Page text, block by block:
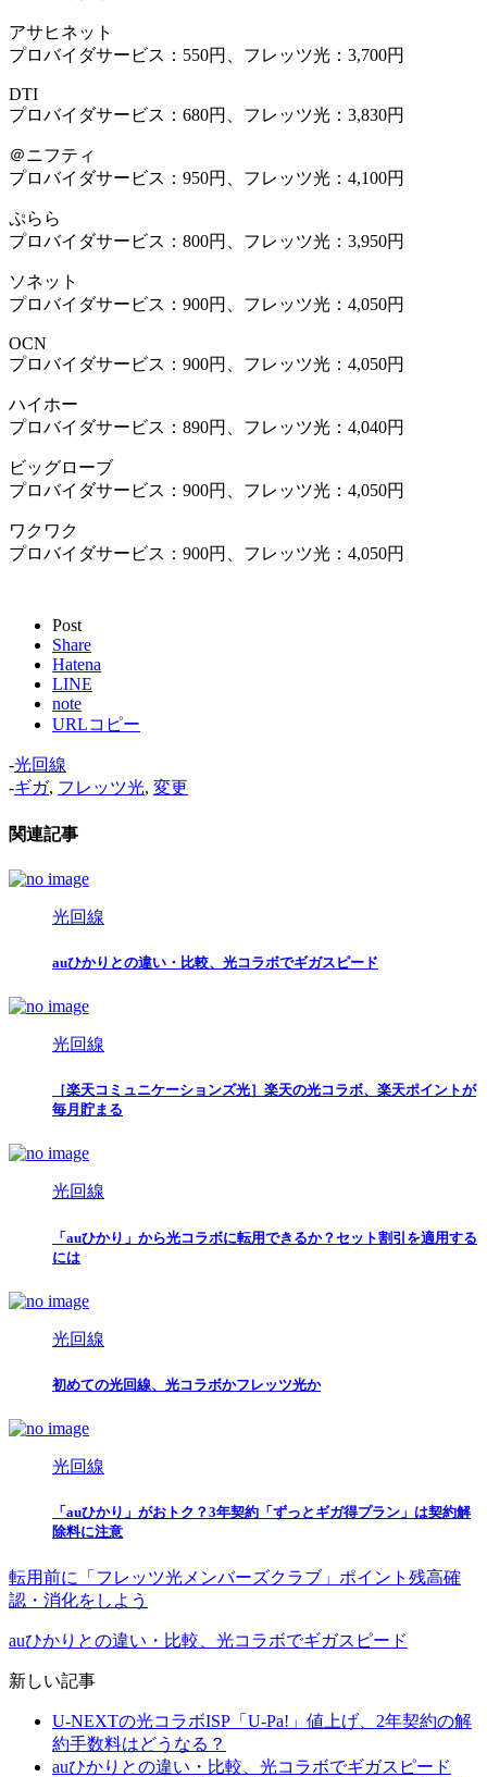
アサヒネット
プロバイダサービス：550円、フレッツ光：3,700円
DTI
プロバイダサービス：680円、フレッツ光：3,830円
＠ニフティ
プロバイダサービス：950円、フレッツ光：4,100円
ぷらら
プロバイダサービス：800円、フレッツ光：3,950円
ソネット
プロバイダサービス：900円、フレッツ光：4,050円
OCN
プロバイダサービス：900円、フレッツ光：4,050円
ハイホー
プロバイダサービス：890円、フレッツ光：4,040円
ビッグローブ
プロバイダサービス：900円、フレッツ光：4,050円
ワクワク
プロバイダサービス：900円、フレッツ光：4,050円
Post
Share
Hatena
LINE
note
URLコピー
-光回線
-ギガ, フレッツ光, 変更
関連記事
光回線
auひかりとの違い・比較、光コラボでギガスピード
光回線
［楽天コミュニケーションズ光］楽天の光コラボ、楽天ポイントが
毎月貯まる
光回線
「auひかり」から光コラボに転用できるか？セット割引を適用する
には
光回線
初めての光回線、光コラボかフレッツ光か
光回線
「auひかり」がおトク？3年契約「ずっとギガ得プラン」は契約解
除料に注意
転用前に「フレッツ光メンバーズクラブ」ポイント残高確
認・消化をしよう
auひかりとの違い・比較、光コラボでギガスピード
新しい記事
U-NEXTの光コラボISP「U-Pa!」値上げ、2年契約の解
約手数料はどうなる？
auひかりとの違い・比較、光コラボでギガスピード